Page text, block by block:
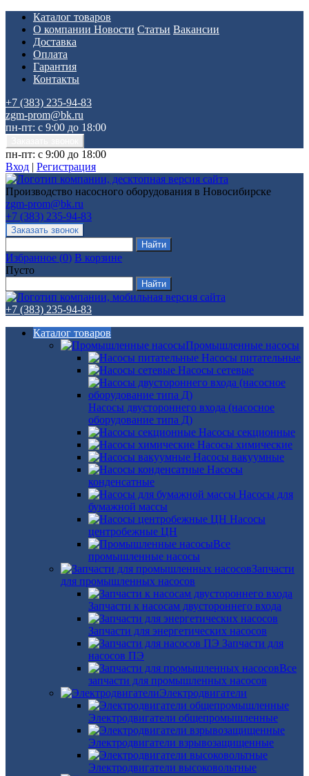
Каталог товаров
О компании Новости Статьи Вакансии
Доставка
Оплата
Гарантия
Контакты
+7 (383) 235-94-83
zgm-prom@bk.ru
пн-пт: с 9:00 до 18:00
пн-пт: с 9:00 до 18:00
Вход | Регистрация
Производство насосного оборудования в Новосибирске
zgm-prom@bk.ru
+7 (383) 235-94-83
Избранное (0) В корзине
Пусто
+7 (383) 235-94-83
Каталог товаров
Промышленные насосы
Насосы питательные
Насосы сетевые
Насосы двустороннего входа (насосное
оборудование типа Д)
Насосы секционные
Насосы химические
Насосы вакуумные
Насосы
конденсатные
Насосы для
бумажной массы
Насосы
центробежные ЦН
Все
промышленные насосы
Запчасти
для промышленных насосов
Запчасти к насосам двустороннего входа
Запчасти для энергетических насосов
Запчасти для
насосов ПЭ
Все
запчасти для промышленных насосов
Электродвигатели
Электродвигатели общепромышленные
Электродвигатели взрывозащищенные
Электродвигатели высоковольтные